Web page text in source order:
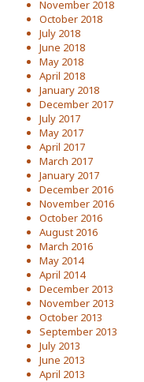
November 2018
October 2018
July 2018
June 2018
May 2018
April 2018
January 2018
December 2017
July 2017
May 2017
April 2017
March 2017
January 2017
December 2016
November 2016
October 2016
August 2016
March 2016
May 2014
April 2014
December 2013
November 2013
October 2013
September 2013
July 2013
June 2013
April 2013